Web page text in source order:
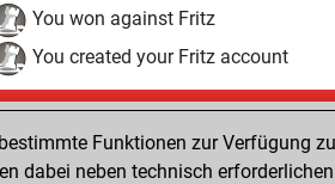
You won against Fritz
You created your Fritz account
Januar 29, 2022
You played 2 slow games
Funktionen zur Verfügung
dabei neben technisch